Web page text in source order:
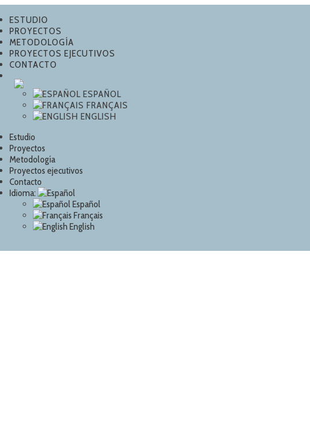
ESTUDIO
PROYECTOS
METODOLOGÍA
PROYECTOS EJECUTIVOS
CONTACTO
ESPAÑOL
FRANÇAIS
ENGLISH
Estudio
Proyectos
Metodología
Proyectos ejecutivos
Contacto
Idioma:
Español
Français
English